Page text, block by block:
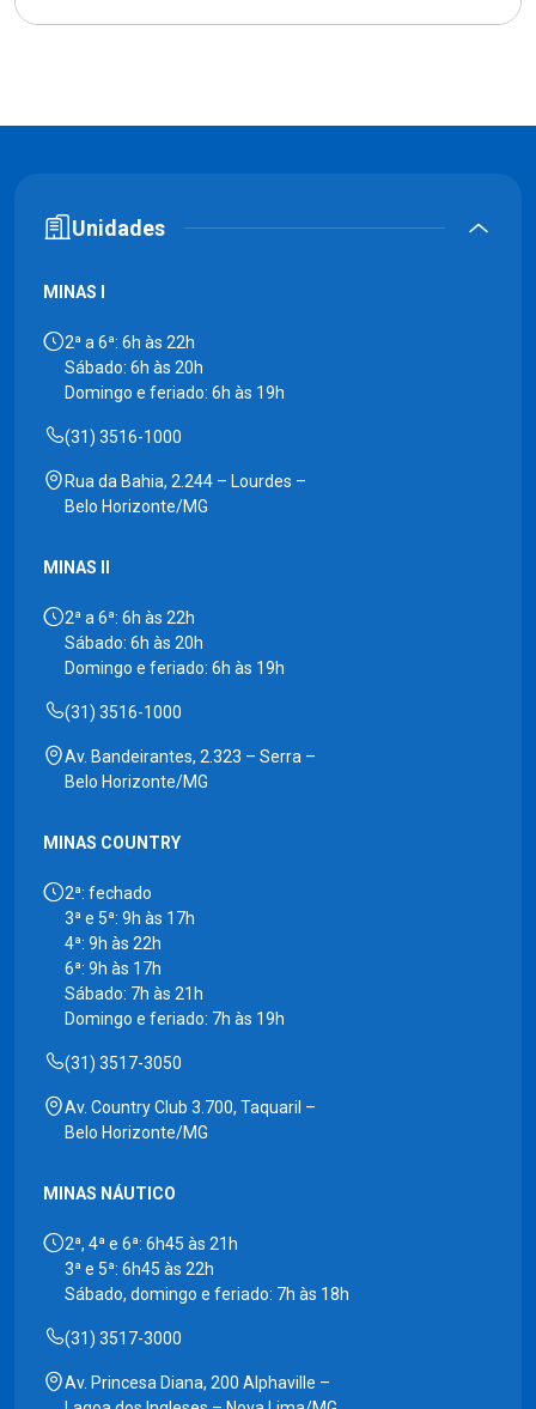
Unidades
MINAS I
2ª a 6ª: 6h às 22h
Sábado: 6h às 20h
Domingo e feriado: 6h às 19h
(31) 3516-1000
Rua da Bahia, 2.244 – Lourdes –
Belo Horizonte/MG
MINAS II
2ª a 6ª: 6h às 22h
Sábado: 6h às 20h
Domingo e feriado: 6h às 19h
(31) 3516-1000
Av. Bandeirantes, 2.323 – Serra –
Belo Horizonte/MG
MINAS COUNTRY
2ª: fechado
3ª e 5ª: 9h às 17h
4ª: 9h às 22h
6ª: 9h às 17h
Sábado: 7h às 21h
Domingo e feriado: 7h às 19h
(31) 3517-3050
Av. Country Club 3.700, Taquaril –
Belo Horizonte/MG
MINAS NÁUTICO
2ª, 4ª e 6ª: 6h45 às 21h
3ª e 5ª: 6h45 às 22h
Sábado, domingo e feriado: 7h às 18h
(31) 3517-3000
Av. Princesa Diana, 200 Alphaville –